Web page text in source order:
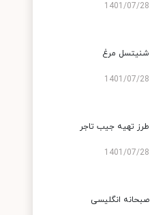
1401/07/28
شنیتسل مرغ
1401/07/28
طرز تهیه جیب تاجر
1401/07/28
صبحانه انگلیسی